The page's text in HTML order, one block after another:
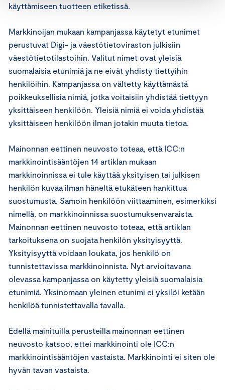
käyttämiseen tuotteen etiketissä.
Markkinoijan mukaan kampanjassa käytetyt etunimet
perustuvat Digi- ja väestötietoviraston julkisiin
väestötietotilastoihin. Valitut nimet ovat yleisiä
suomalaisia etunimiä ja ne eivät yhdisty tiettyihin
henkilöihin. Kampanjassa on vältetty käyttämästä
poikkeuksellisia nimiä, jotka voitaisiin yhdistää tiettyyn
yksittäiseen henkilöön. Yleisiä nimiä ei voida yhdistää
yksittäiseen henkilöön ilman jotakin muuta tietoa.
Mainonnan eettinen neuvosto toteaa, että ICC:n
markkinointisääntöjen 14 artiklan mukaan
markkinoinnissa ei tule käyttää yksityisen tai julkisen
henkilön kuvaa ilman häneltä etukäteen hankittua
suostumusta. Samoin henkilöön viittaaminen, esimerkiksi
nimellä, on markkinoinnissa suostumuksenvaraista.
Mainonnan eettinen neuvosto toteaa, että artiklan
tarkoituksena on suojata henkilön yksityisyyttä.
Yksityisyyttä voidaan loukata, jos henkilö on
tunnistettavissa markkinoinnista. Nyt arvioitavana
olevassa kampanjassa on käytetty yleisiä suomalaisia
etunimiä. Yksinomaan yleinen etunimi ei yksilöi ketään
henkilöä tunnistettavalla tavalla.
Edellä mainituilla perusteilla mainonnan eettinen
neuvosto katsoo, ettei markkinointi ole ICC:n
markkinointisääntöjen vastaista. Markkinointi ei siten ole
hyvän tavan vastaista.